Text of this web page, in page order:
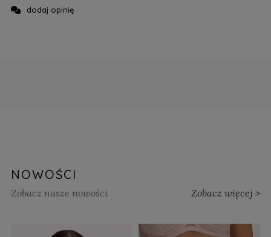
dodaj opinię
NOWOŚCI
Zobacz nasze nowości Zobacz więcej >